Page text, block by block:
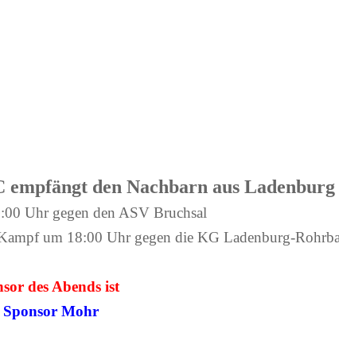
empfängt den Nachbarn aus Ladenburg
Uhr gegen den ASV Bruchsal
um 18:00 Uhr gegen die KG Ladenburg-
des Abends ist